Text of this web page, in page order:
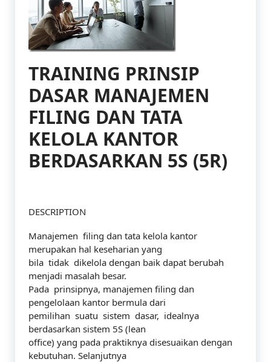
TRAINING PRINSIP
DASAR MANAJEMEN
FILING DAN TATA
KELOLA KANTOR
BERDASARKAN 5S (5R)
DESCRIPTION
Manajemen filing dan tata kelola kantor
merupakan hal keseharian yang
bila tidak dikelola dengan baik dapat berubah
menjadi masalah besar.
Pada prinsipnya, manajemen filing dan
pengelolaan kantor bermula dari
pemilihan suatu sistem dasar, idealnya
berdasarkan sistem 5S (lean
office) yang pada praktiknya disesuaikan dengan
kebutuhan. Selanjutnya